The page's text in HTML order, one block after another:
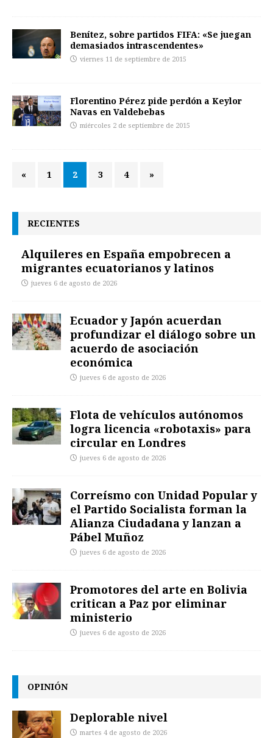
Benítez, sobre partidos FIFA: «Se juegan
demasiados intrascendentes»
viernes 11 de septiembre de 2015
Florentino Pérez pide perdón a Keylor
Navas en Valdebebas
miércoles 2 de septiembre de 2015
« 1 2 3 4 »
RECIENTES
Alquileres en España empobrecen a
migrantes ecuatorianos y latinos
jueves 6 de agosto de 2026
Ecuador y Japón acuerdan
profundizar el diálogo sobre un
acuerdo de asociación
económica
jueves 6 de agosto de 2026
Flota de vehículos autónomos
logra licencia «robotaxis» para
circular en Londres
jueves 6 de agosto de 2026
Correísmo con Unidad Popular y
el Partido Socialista forman la
Alianza Ciudadana y lanzan a
Pábel Muñoz
jueves 6 de agosto de 2026
Promotores del arte en Bolivia
critican a Paz por eliminar
ministerio
jueves 6 de agosto de 2026
OPINIÓN
Deplorable nivel
martes 4 de agosto de 2026